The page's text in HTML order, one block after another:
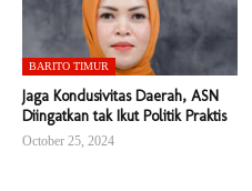
BARITO TIMUR
Jaga Kondusivitas Daerah, ASN
Diingatkan tak Ikut Politik Praktis
October 25, 2024